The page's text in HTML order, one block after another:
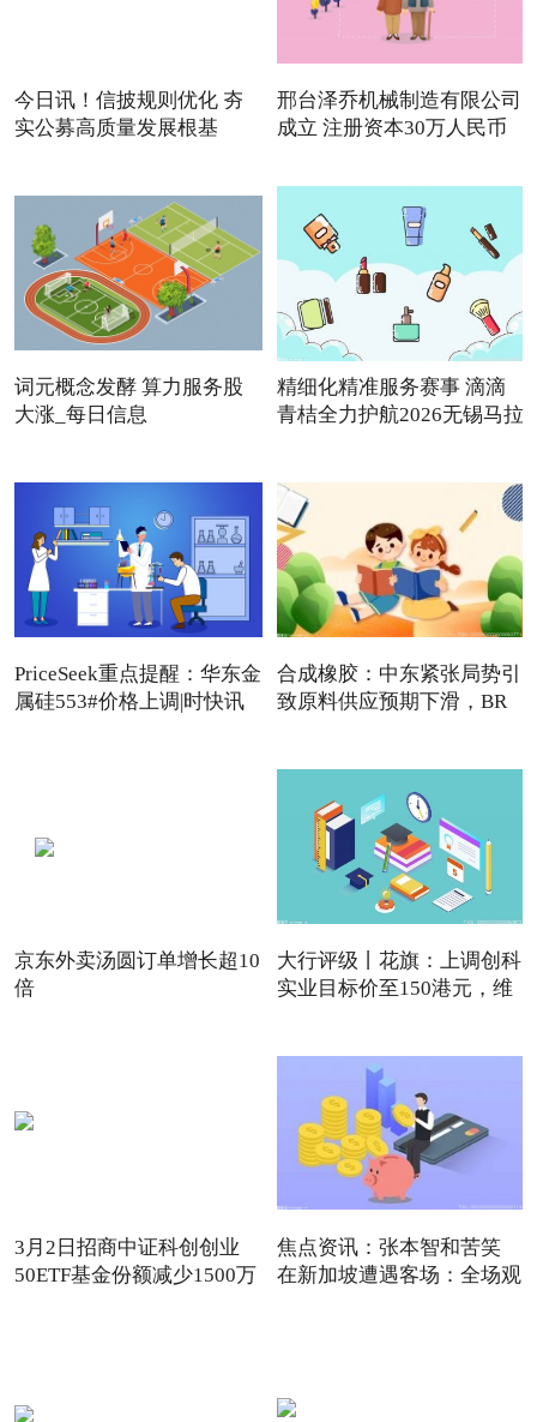
今日讯！信披规则优化 夯
实公募高质量发展根基
邢台泽乔机械制造有限公司
成立 注册资本30万人民币
词元概念发酵 算力服务股
大涨_每日信息
精细化精准服务赛事 滴滴
青桔全力护航2026无锡马拉
PriceSeek重点提醒：华东金
属硅553#价格上调|时快讯
合成橡胶：中东紧张局势引
致原料供应预期下滑，BR
京东外卖汤圆订单增长超10
倍
大行评级丨花旗：上调创科
实业目标价至150港元，维
3月2日招商中证科创创业
50ETF基金份额减少1500万
焦点资讯：张本智和苦笑
在新加坡遭遇客场：全场观